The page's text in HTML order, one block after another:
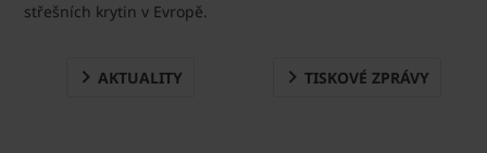
střešních krytin v Evropě.
AKTUALITY TISKOVÉ ZPRÁVY